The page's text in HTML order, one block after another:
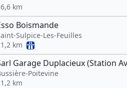
km
Boismande
Sulpice-Les-Feuilles
km
Garage Duplacieux (Station
Poitevine
km